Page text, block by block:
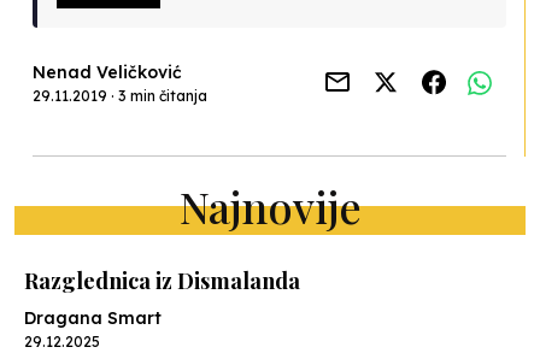
Nenad Veličković
29.11.2019 · 3 min čitanja
Najnovije
Razglednica iz Dismalanda
Dragana Smart
29.12.2025